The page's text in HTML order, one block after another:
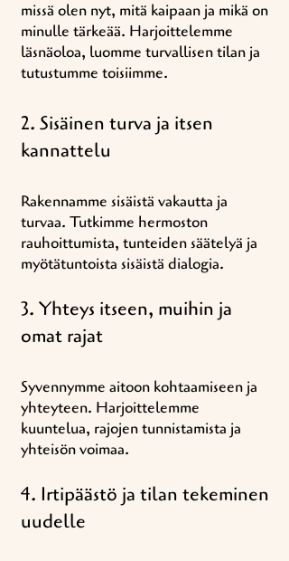
missä olen nyt, mitä kaipaan ja mikä on
minulle tärkeää. Harjoittelemme
läsnäoloa, luomme turvallisen tilan ja
tutustumme toisiimme.
2. Sisäinen turva ja itsen
kannattelu
Rakennamme sisäistä vakautta ja
turvaa. Tutkimme hermoston
rauhoittumista, tunteiden säätelyä ja
myötätuntoista sisäistä dialogia.
3. Yhteys itseen, muihin ja
omat rajat
Syvennymme aitoon kohtaamiseen ja
yhteyteen. Harjoittelemme
kuuntelua, rajojen tunnistamista ja
yhteisön voimaa.
4. Irtipäästö ja tilan tekeminen
uudelle